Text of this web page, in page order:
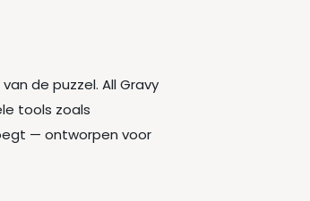
de puzzel. All Gravy
tools zoals
— ontworpen voor